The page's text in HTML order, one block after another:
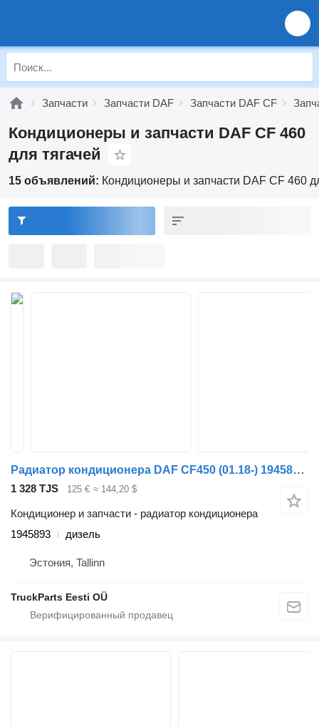
Запчасти Запчасти DAF Запчасти DAF CF
Кондиционеры и запчасти DAF CF 460
для тягачей
15 объявлений: Кондиционеры и запчасти DAF CF 460
Радиатор кондиционера DAF CF450 (01.18-) 1945893 для тягача DAF CF450, CF460 (2017-)
1 328 TJS 125 € ≈ 144,20 $
Кондиционер и запчасти - радиатор кондиционера
1945893
дизель
Эстония, Tallinn
TruckParts Eesti OÜ